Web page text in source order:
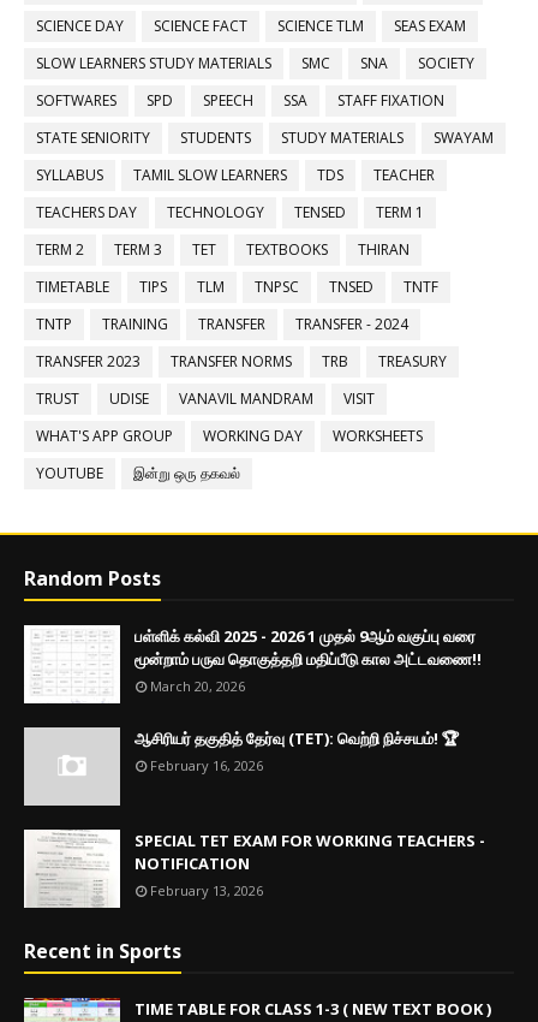
SCIENCE DAY
SCIENCE FACT SCIENCE TLM
SEAS EXAM
SLOW LEARNERS STUDY MATERIALS
SMC SNA
SOCIETY
SOFTWARES
SPD SPEECH SSA
STAFF FIXATION
STATE SENIORITY
STUDENTS STUDY MATERIALS
SWAYAM
SYLLABUS
TAMIL SLOW LEARNERS TDS
TEACHER
TEACHERS DAY
TECHNOLOGY TENSED
TERM 1
TERM 2
TERM 3 TET TEXTBOOKS
THIRAN
TIMETABLE
TIPS TLM TNPSC TNSED
TNTF
TNTP
TRAINING TRANSFER
TRANSFER - 2024
TRANSFER 2023
TRANSFER NORMS TRB
TREASURY
TRUST
UDISE VANAVIL MANDRAM
VISIT
WHAT'S APP GROUP
WORKING DAY
WORKSHEETS
YOUTUBE
இன்று ஒரு தகவல்
Random Posts
பள்ளிக் கல்வி 2025 - 2026 1 முதல் 9ஆம் வகுப்பு வரை
மூன்றாம் பருவ தொகுத்தறி மதிப்பீடு கால அட்டவணை!!
March 20, 2026
ஆசிரியர் தகுதித் தேர்வு (TET): வெற்றி நிச்சயம்! 🏆
February 16, 2026
SPECIAL TET EXAM FOR WORKING TEACHERS -
NOTIFICATION
February 13, 2026
Recent in Sports
TIME TABLE FOR CLASS 1-3 ( NEW TEXT BOOK )